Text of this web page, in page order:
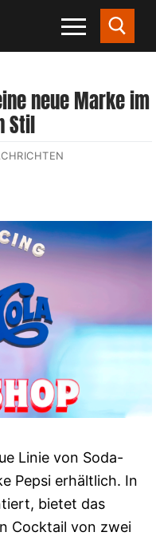
neue Marke im
Stil
Linie von Soda-
Pepsi erhältlich. In
bietet das
Cocktail von zwei